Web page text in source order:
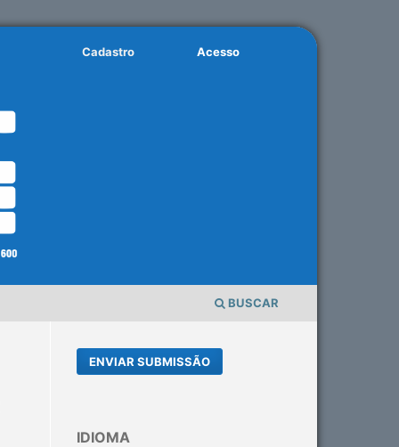
BUSCAR
Cadastro Acesso
ENVIAR SUBMISSÃO
IDIOMA